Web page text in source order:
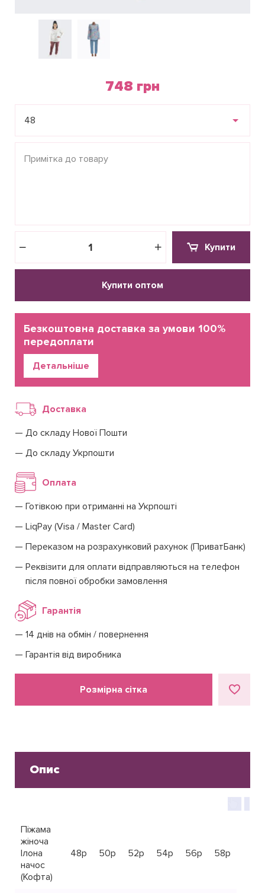
748 грн
48
Купити
Купити оптом
Детальніше
Безкоштовна доставка за умови 100%
передоплати
Доставка
До складу Нової Пошти
До складу Укрпошти
Оплата
Готівкою при отриманні на Укрпошті
LiqPay (Visa / Master Card)
Переказом на розрахунковий рахунок (ПриватБанк)
Реквізити для оплати відправляються на телефон
після повної обробки замовлення
Гарантія
14 днів на обмін / повернення
Гарантія від виробника
Розмірна сітка
Опис
Піжама
жіноча
Ілона
начос
(Кофта)
48р 50р 52р 54р 56р 58р